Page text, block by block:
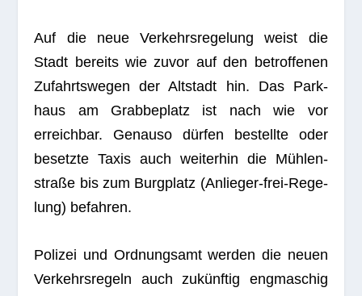
Auf die neue Ver­kehrs­re­ge­lung weist die
Stadt bereits wie zuvor auf den betrof­fe­nen
Zufahrts­we­gen der Alt­stadt hin. Das Park­
haus am Grab­beplatz ist nach wie vor
erreich­bar. Genauso dür­fen bestellte oder
besetzte Taxis auch wei­ter­hin die Müh­len­
straße bis zum Burg­platz (Anlie­ger-frei-Rege­
lung) befahren.
Poli­zei und Ord­nungs­amt wer­den die neuen
Ver­kehrs­re­geln auch zukünf­tig eng­ma­schig